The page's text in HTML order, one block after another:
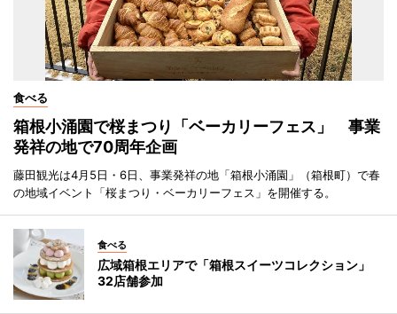
食べる
箱根小涌園で桜まつり「ベーカリーフェス」 事業
発祥の地で70周年企画
藤田観光は4月5日・6日、事業発祥の地「箱根小涌園」（箱根町）で春
の地域イベント「桜まつり・ベーカリーフェス」を開催する。
食べる
広域箱根エリアで「箱根スイーツコレクション」
32店舗参加